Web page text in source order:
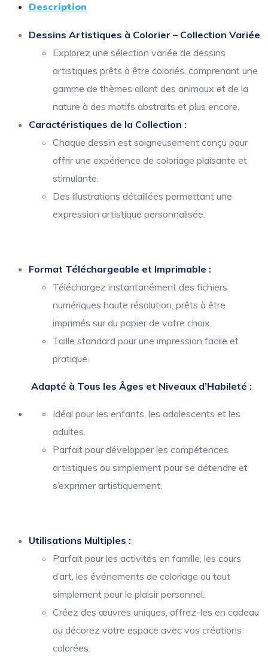
Description
Dessins Artistiques à Colorier – Collection Variée
Explorez une sélection variée de dessins
artistiques prêts à être coloriés, comprenant une
gamme de thèmes allant des animaux et de la
nature à des motifs abstraits et plus encore.
Caractéristiques de la Collection :
Chaque dessin est soigneusement conçu pour
offrir une expérience de coloriage plaisante et
stimulante.
Des illustrations détaillées permettant une
expression artistique personnalisée.
Format Téléchargeable et Imprimable :
Téléchargez instantanément des fichiers
numériques haute résolution, prêts à être
imprimés sur du papier de votre choix.
Taille standard pour une impression facile et
pratique.
Adapté à Tous les Âges et Niveaux d’Habileté :
Idéal pour les enfants, les adolescents et les
adultes.
Parfait pour développer les compétences
artistiques ou simplement pour se détendre et
s’exprimer artistiquement.
Utilisations Multiples :
Parfait pour les activités en famille, les cours
d’art, les événements de coloriage ou tout
simplement pour le plaisir personnel.
Créez des œuvres uniques, offrez-les en cadeau
ou décorez votre espace avec vos créations
colorées.